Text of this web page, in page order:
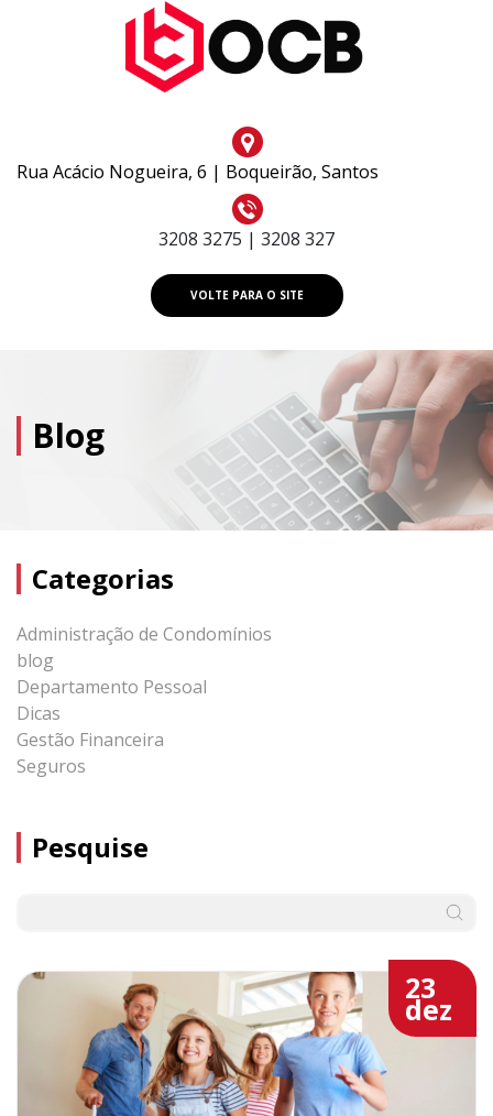
Rua Acácio Nogueira, 6 | Boqueirão, Santos
3208 3275 | 3208 327
VOLTE PARA O SITE
Blog
Categorias
Administração de Condomínios
blog
Departamento Pessoal
Dicas
Gestão Financeira
Seguros
Pesquise
23
dez